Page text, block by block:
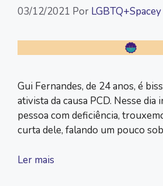
03/12/2021 Por LGBTQ+Spacey
Gui Fernandes, de 24 anos, é
ativista da causa PCD. Nesse dia
pessoa com deficiência,
curta dele, falando um pouco
Ler mais